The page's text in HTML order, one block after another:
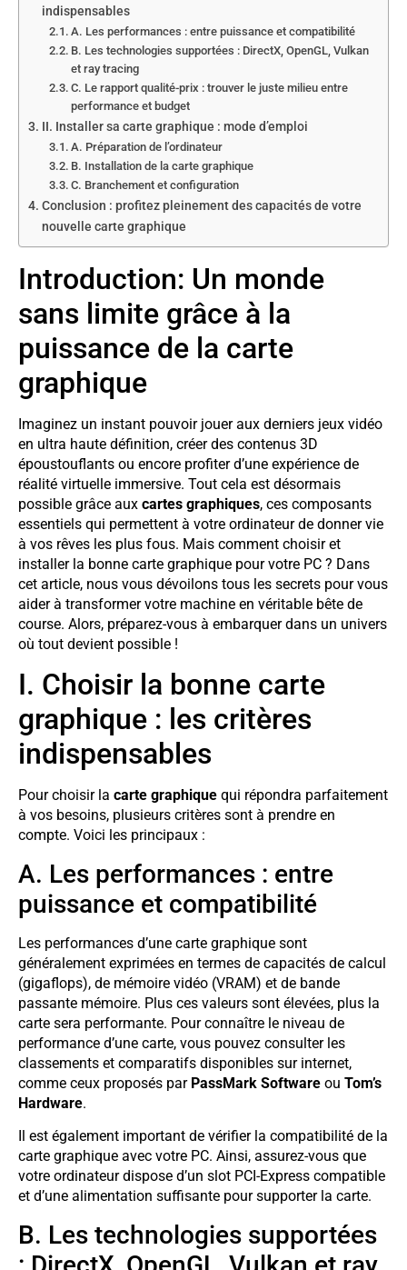
indispensables
A. Les performances : entre puissance et compatibilité
B. Les technologies supportées : DirectX, OpenGL, Vulkan
et ray tracing
C. Le rapport qualité-prix : trouver le juste milieu entre
performance et budget
II. Installer sa carte graphique : mode d’emploi
A. Préparation de l’ordinateur
B. Installation de la carte graphique
C. Branchement et configuration
Conclusion : profitez pleinement des capacités de votre
nouvelle carte graphique
Introduction: Un monde
sans limite grâce à la
puissance de la carte
graphique
Imaginez un instant pouvoir jouer aux derniers jeux vidéo
en ultra haute définition, créer des contenus 3D
époustouflants ou encore profiter d’une expérience de
réalité virtuelle immersive. Tout cela est désormais
possible grâce aux cartes graphiques, ces composants
essentiels qui permettent à votre ordinateur de donner vie
à vos rêves les plus fous. Mais comment choisir et
installer la bonne carte graphique pour votre PC ? Dans
cet article, nous vous dévoilons tous les secrets pour vous
aider à transformer votre machine en véritable bête de
course. Alors, préparez-vous à embarquer dans un univers
où tout devient possible !
I. Choisir la bonne carte
graphique : les critères
indispensables
Pour choisir la carte graphique qui répondra parfaitement
à vos besoins, plusieurs critères sont à prendre en
compte. Voici les principaux :
A. Les performances : entre
puissance et compatibilité
Les performances d’une carte graphique sont
généralement exprimées en termes de capacités de calcul
(gigaflops), de mémoire vidéo (VRAM) et de bande
passante mémoire. Plus ces valeurs sont élevées, plus la
carte sera performante. Pour connaître le niveau de
performance d’une carte, vous pouvez consulter les
classements et comparatifs disponibles sur internet,
comme ceux proposés par PassMark Software ou Tom’s
Hardware.
Il est également important de vérifier la compatibilité de la
carte graphique avec votre PC. Ainsi, assurez-vous que
votre ordinateur dispose d’un slot PCI-Express compatible
et d’une alimentation suffisante pour supporter la carte.
B. Les technologies supportées